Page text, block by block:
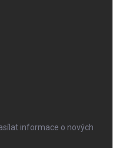
informace o nových